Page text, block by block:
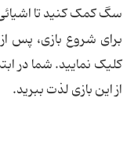
سگ کمک کنید تا اشیائی
کلیک نمایید. شما در
از این بازی لذت ببرید.